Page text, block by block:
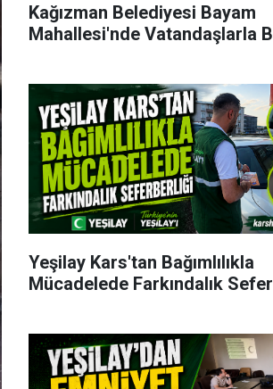
Kağızman Belediyesi Bayam
Mahallesi'nde Vatandaşlarla
Yeşilay Kars'tan Bağımlılıkla
Mücadelede Farkındalık